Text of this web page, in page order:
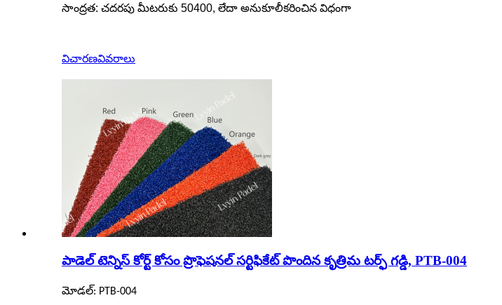
సాంద్రత: చదరపు మీటరుకు 50400, లేదా అనుకూలీకరించిన విధంగా
విచారణవివరాలు
పాడెల్ టెన్నిస్ కోర్ట్ కోసం ప్రొఫెషనల్ సర్టిఫికేట్ పొందిన కృత్రిమ టర్ఫ్ గడ్డి, PTB-004
మోడల్: PTB-004